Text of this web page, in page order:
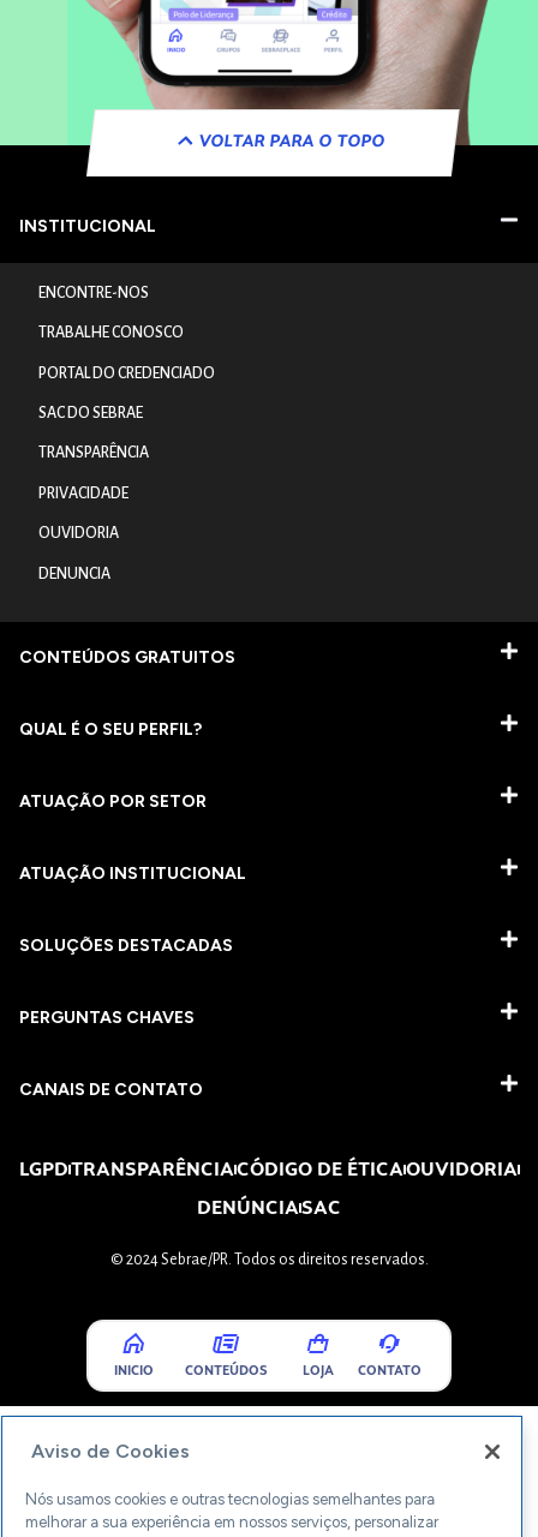
VOLTAR PARA O TOPO
INSTITUCIONAL
ENCONTRE-NOS
TRABALHE CONOSCO
PORTAL DO CREDENCIADO
SAC DO SEBRAE
TRANSPARÊNCIA
PRIVACIDADE
OUVIDORIA
DENUNCIA
CONTEÚDOS GRATUITOS
QUAL É O SEU PERFIL?
ATUAÇÃO POR SETOR
ATUAÇÃO INSTITUCIONAL
SOLUÇÕES DESTACADAS
PERGUNTAS CHAVES​
CANAIS DE CONTATO
LGPDTRANSPARÊNCIACÓDIGO DE ÉTICAOUVIDORIA
DENÚNCIASAC
© 2024 Sebrae/PR. Todos os direitos reservados.
INICIO CONTEÚDOS LOJA CONTATO
Aviso de Cookies
Nós usamos cookies e outras tecnologias semelhantes para
melhorar a sua experiência em nossos serviços, personalizar